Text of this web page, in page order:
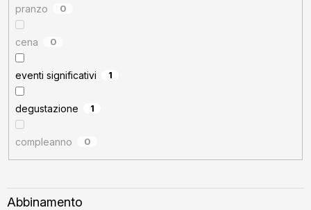
pranzo 0
cena 0
eventi significativi 1
degustazione 1
compleanno 0
Abbinamento